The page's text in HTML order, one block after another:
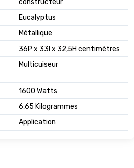
Eucalyptus
Métallique
36P x 33l x 32,5H centimètres
Multicuiseur
1600 Watts
6,65 Kilogrammes
Application